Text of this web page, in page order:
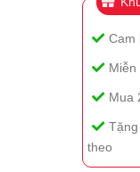
Cam
Miễn
Mua
theo